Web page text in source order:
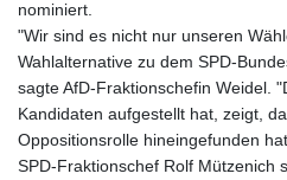
nominiert.
"Wir sind es nicht nur unseren
Wahlalternative zu dem SPD-
sagte AfD-Fraktionschefin Weidel.
Kandidaten aufgestellt hat, zeigt,
Oppositionsrolle hineingefunden
SPD-Fraktionschef Rolf Mützenich